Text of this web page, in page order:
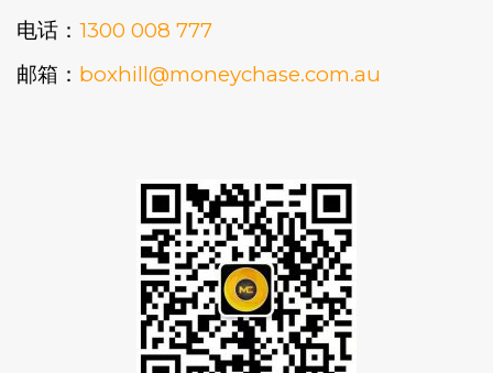
电话： 1300 008 777
邮箱： boxhill@moneychase.com.au